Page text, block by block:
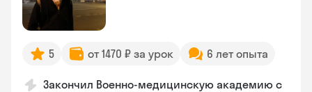
5 от 1470 ₽ за урок 6 лет опыта
Закончил Военно-медицинскую академию с